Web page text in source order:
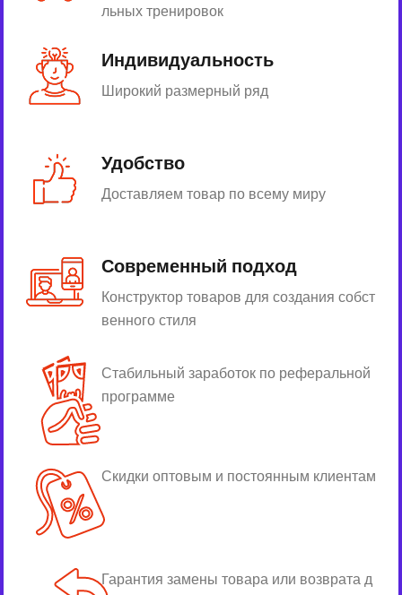
льных тренировок
Индивидуальность
Широкий размерный ряд
Удобство
Доставляем товар по всему миру
Современный подход
Конструктор товаров для создания собст
венного стиля
Стабильный заработок по реферальной
программе
Скидки оптовым и постоянным клиентам
Гарантия замены товара или возврата д